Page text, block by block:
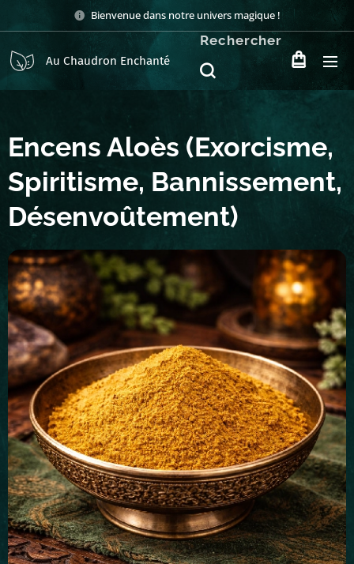
Bienvenue dans notre univers magique !
Au Chaudron Enchanté
Rechercher
Encens Aloès (Exorcisme,
Spiritisme, Bannissement,
Désenvoûtement)